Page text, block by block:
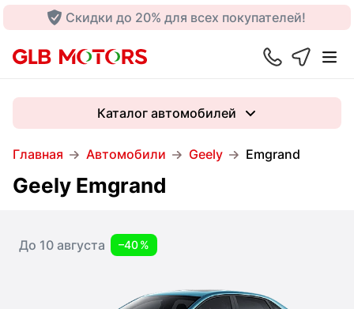
Скидки до 20% для всех покупателей!
Главная Автомобили Geely Emgrand
Каталог автомобилей
Geely Emgrand
До 10 августа –40 %